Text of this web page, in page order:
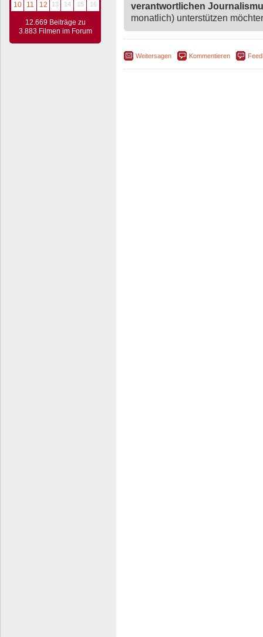
10
11 12 13 14 15 16
12.669 Beiträge zu
3.883 Filmen im Forum
verantwortlichen
monatlich) unterstützen
Weitersagen Kommentieren